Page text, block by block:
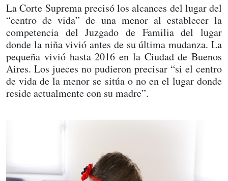
La Corte Suprema precisó los alcances del lugar del
“centro de vida” de una menor al establecer la
competencia del Juzgado de Familia del lugar
donde la niña vivió antes de su última mudanza. La
pequeña vivió hasta 2016 en la Ciudad de Buenos
Aires. Los jueces no pudieron precisar “si el centro
de vida de la menor se sitúa o no en el lugar donde
reside actualmente con su madre”.